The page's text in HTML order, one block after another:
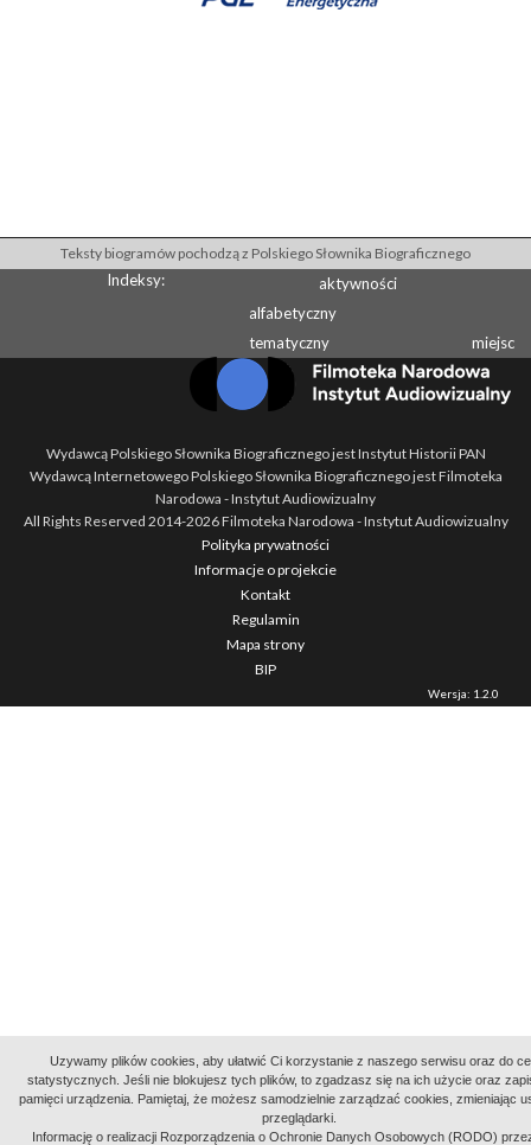
Uzywamy plików cookies, aby ułatwić Ci korzystanie z naszego serwisu oraz do
statystycznych. Jeśli nie blokujesz tych plików, to zgadzasz się na ich użycie oraz
pamięci urządzenia. Pamiętaj, że możesz samodzielnie zarządzać cookies, zmieniając
przeglądarki.
Informację o realizacji Rozporządzenia o Ochronie Danych Osobowych (RODO)
Teksty biogramów pochodzą z Polskiego Słownika Biograficznego
Indeksy:
aktywności
alfabetyczny
tematyczny
miejsc
Wydawcą Polskiego Słownika Biograficznego jest Instytut Historii PAN
Wydawcą Internetowego Polskiego Słownika Biograficznego jest Filmoteka
Narodowa - Instytut Audiowizualny
All Rights Reserved 2014-2026Filmoteka Narodowa - Instytut Audiowizualny
Polityka prywatności
Informacje o projekcie
Kontakt
Regulamin
Mapa strony
BIP
Wersja: 1.2.0